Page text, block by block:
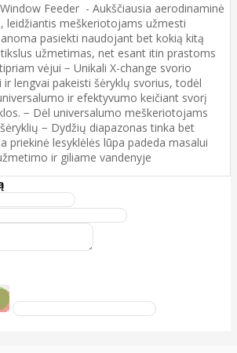
Feeder - Aukščiausia aerodinaminė
leidžiantis meškeriotojams užmesti
pasiekti naudojant bet kokią kitą
užmetimas, net esant itin prastoms
vėjui − Unikali X-change svorio
lengvai pakeisti šėryklų svorius, todėl
ir efektyvumo keičiant svorį
− Dėl universalumo meškeriotojams
− Dydžių diapazonas tinka bet
priekinė lesyklėlės lūpa padeda masalui
ir giliame vandenyje